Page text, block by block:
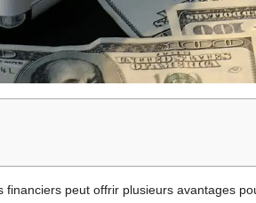
peut offrir plusieurs avantages